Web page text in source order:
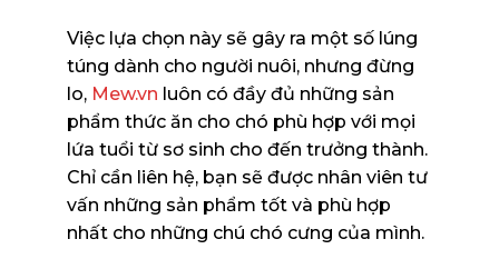
Việc lựa chọn này sẽ gây ra một số lúng
túng dành cho người nuôi, nhưng đừng
lo, Mew.vn luôn có đầy đủ những sản
phẩm thức ăn cho chó phù hợp với mọi
lứa tuổi từ sơ sinh cho đến trưởng thành.
Chỉ cần liên hệ, bạn sẽ được nhân viên tư
vấn những sản phẩm tốt và phù hợp
nhất cho những chú chó cưng của mình.